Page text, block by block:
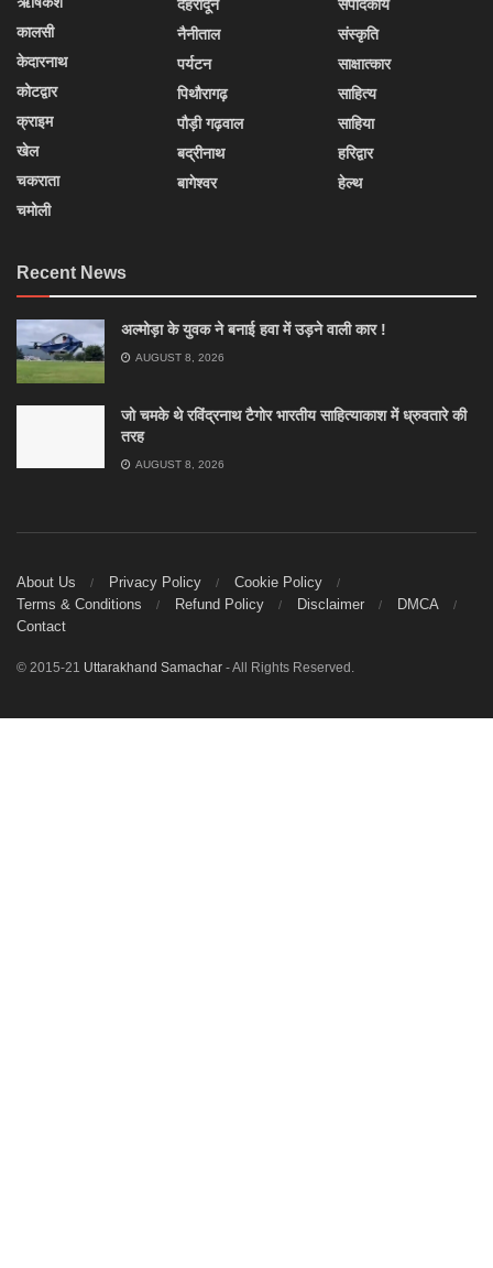
कालसी
केदारनाथ
कोटद्वार
क्राइम
खेल
चकराता
चमोली
देहरादून
नैनीताल
पर्यटन
पिथौरागढ़
पौड़ी गढ़वाल
बद्रीनाथ
बागेश्वर
संपादकीय
संस्कृति
साक्षात्कार
साहित्य
साहिया
हरिद्वार
हेल्थ
Recent News
अल्मोड़ा के युवक ने बनाई हवा में उड़ने वाली कार !
AUGUST 8, 2026
जो चमके थे रविंद्रनाथ टैगोर भारतीय साहित्याकाश में ध्रुवतारे की
तरह
AUGUST 8, 2026
About Us Privacy Policy
Cookie Policy
Terms & Conditions
Refund Policy Disclaimer
DMCA
Contact
© 2015-21 Uttarakhand Samachar - All Rights Reserved.